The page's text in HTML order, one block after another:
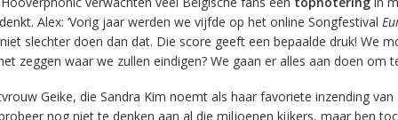
Alex: ‘Vorig jaar werden we vijfde op het online Songfestival
slechter doen dan dat. Die score geeft een bepaalde druk! We
zeggen waar we zullen eindigen? We gaan er alles aan doen om
Geike, die Sandra Kim noemt als haar favoriete inzending van
nog niet te denken aan al die miljoenen kijkers, maar ben